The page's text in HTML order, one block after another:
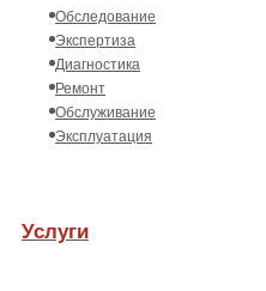
Обследование
Экспертиза
Диагностика
Ремонт
Обслуживание
Эксплуатация
Услуги